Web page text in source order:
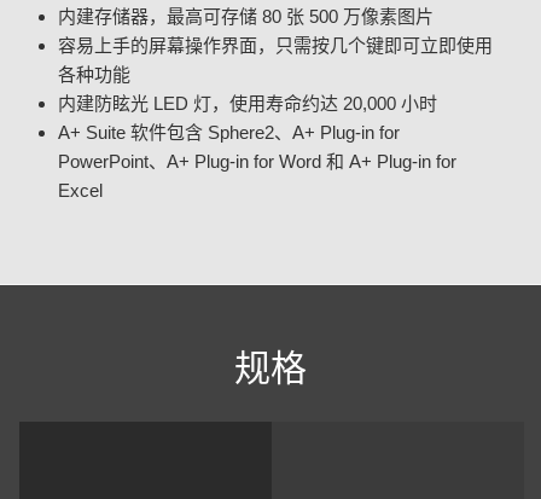
内建存储器，最高可存储 80 张 500 万像素图片
容易上手的屏幕操作界面，只需按几个键即可立即使用
各种功能
内建防眩光 LED 灯，使用寿命约达 20,000 小时
A+ Suite 软件包含 Sphere2、A+ Plug-in for
PowerPoint、A+ Plug-in for Word 和 A+ Plug-in for
Excel
规格